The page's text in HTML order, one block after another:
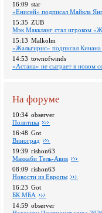
16:09 star
«Енисей» подписал Майкла
15:35 ZUB
Мэк Маккланг стал игроком
15:13 Malkolm
«Жальгирис» подписал Кинана
14:53 townofwinds
«Астана» не сыграет в новом
На форуме
10:34 observer
Политика
16:48 Got
Виноград
19:39 rishon63
Маккаби Тель-Авив
08:09 rishon63
Новости из Европы
16:23 Got
БК МБА
14:59 observer